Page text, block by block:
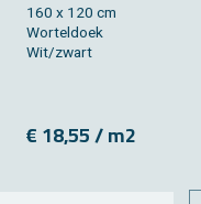
160 x 120 cm
Wor­tel­doek
Wit/zwart
€ 18,55 / m2